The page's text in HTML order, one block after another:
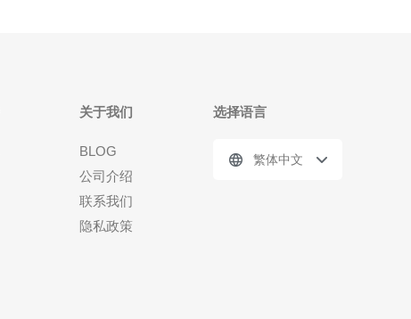
关于我们
BLOG
公司介绍
联系我们
隐私政策
选择语言
繁体中文